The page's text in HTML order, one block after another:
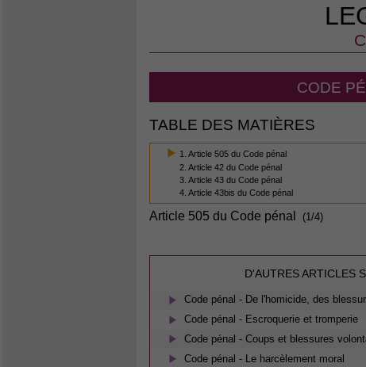
CODE
TABLE DES MATIÈRES
1. Article 505 du Code pénal
2. Article 42 du Code pénal
3. Article 43 du Code pénal
4. Article 43bis du Code pénal
Article 505 du Code pénal (1/4)
D'AUTRES ARTICLES
Code pénal - De l'homicide, des
Code pénal - Escroquerie et tromperie
Code pénal - Coups et blessures
Code pénal - Le harcèlement moral